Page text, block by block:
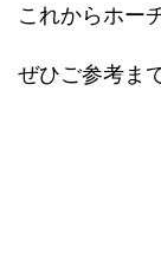
これからホー
ぜひご参考ま